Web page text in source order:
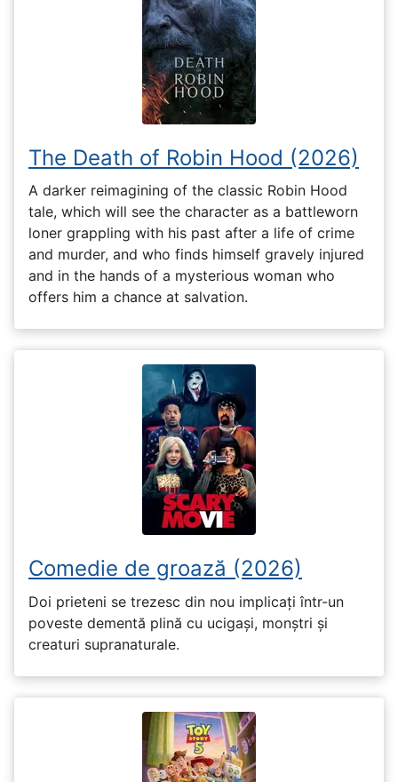
The Death of Robin Hood (2026)
A darker reimagining of the classic Robin Hood
tale, which will see the character as a battleworn
loner grappling with his past after a life of crime
and murder, and who finds himself gravely injured
and in the hands of a mysterious woman who
offers him a chance at salvation.
Comedie de groază (2026)
Doi prieteni se trezesc din nou implicați într-un
poveste dementă plină cu ucigași, monștri și
creaturi supranaturale.